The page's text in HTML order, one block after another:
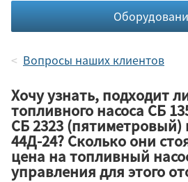
Вопросы наших клиентов
Хочу узнать, подходит
топливного насоса СБ
CБ 2323
44Д-24? Сколько они
цена на топливный
управления для этого